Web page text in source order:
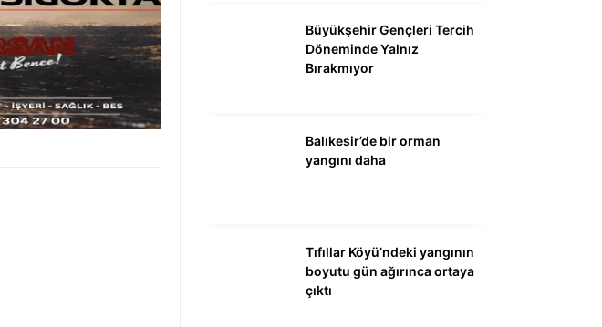
Büyükşehir Gençleri Tercih
Döneminde Yalnız
Bırakmıyor
Balıkesir’de bir orman
yangını daha
Tıfıllar Köyü’ndeki yangının
boyutu gün ağırınca ortaya
çıktı